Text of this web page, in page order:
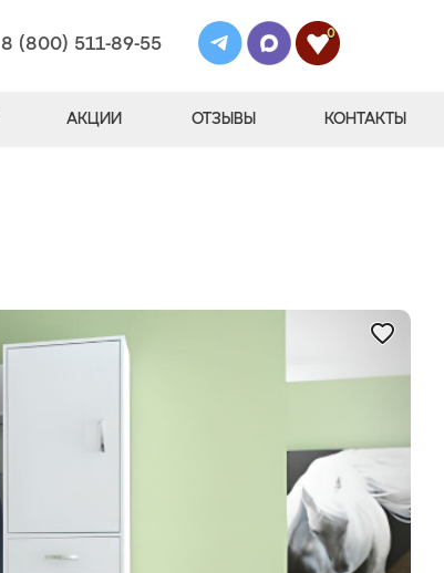
8 (800) 511-89-55
0
АКЦИИ ОТЗЫВЫ КОНТАКТЫ